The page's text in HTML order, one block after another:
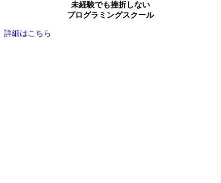
未経験でも挫折しない
プログラミングスクール
詳細はこちら